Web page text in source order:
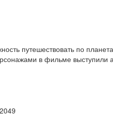
путешествовать по
в фильме